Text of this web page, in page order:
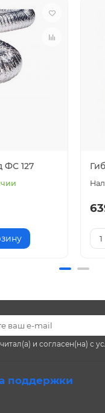
ФС 127
и согласен(на) с
поддержки